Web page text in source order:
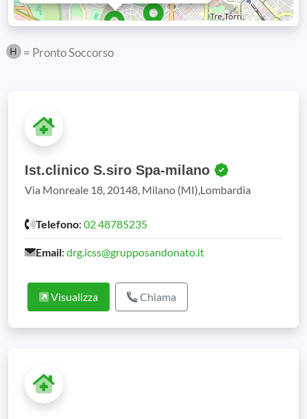
= Pronto Soccorso
Ist.clinico S.siro Spa-milano
Via Monreale 18, 20148, Milano (MI),Lombardia
Telefono: 02 48785235
Email: drg.icss@grupposandonato.it
Visualizza Chiama